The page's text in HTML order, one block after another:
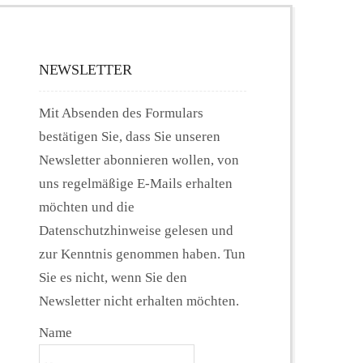
NEWSLETTER
Mit Absenden des Formulars
bestätigen Sie, dass Sie unseren
Newsletter abonnieren wollen, von
uns regelmäßige E-Mails erhalten
möchten und die
Datenschutzhinweise gelesen und
zur Kenntnis genommen haben. Tun
Sie es nicht, wenn Sie den
Newsletter nicht erhalten möchten.
Name